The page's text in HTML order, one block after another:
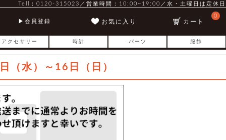
Tell：0120-315023／営業時間：10:00~19:00／水・土曜日は定休日
会員登録 お気に入り
0
カート
アクセサリー 時計 パーツ 服飾
（水）～16日（日）